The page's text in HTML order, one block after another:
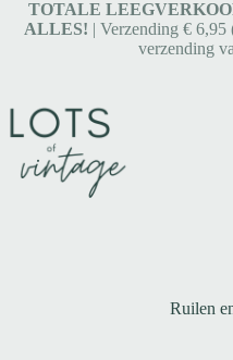
TOTALE
ALLES! | Verzending €
verzending
Ruilen